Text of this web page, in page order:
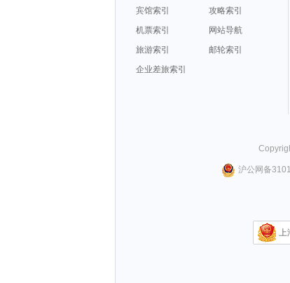
宾馆索引
攻略索引
机票索引
网站导航
旅游索引
邮轮索引
企业差旅索引
沪公网备